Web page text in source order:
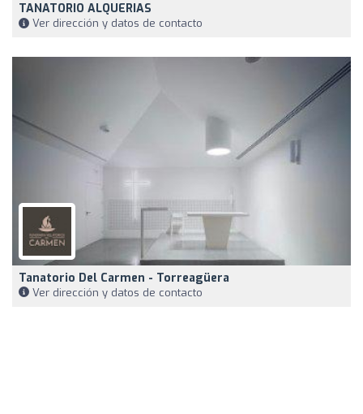
TANATORIO ALQUERIAS
Ver dirección y datos de contacto
Tanatorio Del Carmen - Torreagüera
Ver dirección y datos de contacto